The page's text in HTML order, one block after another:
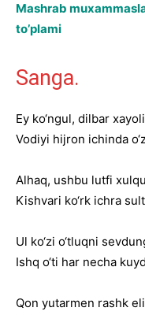
Mashrab
to’plami
Sanga.
Ey ko‘ngul, dilbar
Vodiyi hijron ichinda
Alhaq, ushbu lutfi
Kishvari ko‘rk ichra
Ul ko‘zi o‘tluqni
Ishq o‘ti har necha
Qon yutarmen rashk